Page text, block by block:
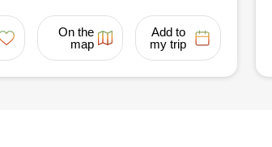
Add to
my trip
On the
map